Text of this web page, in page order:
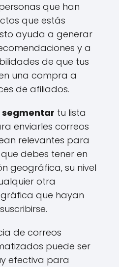
que han
que estás
ayuda a generar
y a
de que tus
una compra a
de afiliados.
segmentar tu lista
enviarles correos
relevantes para
debes tener en
geográfica, su nivel
otra
que hayan
de correos
puede ser
efectiva para